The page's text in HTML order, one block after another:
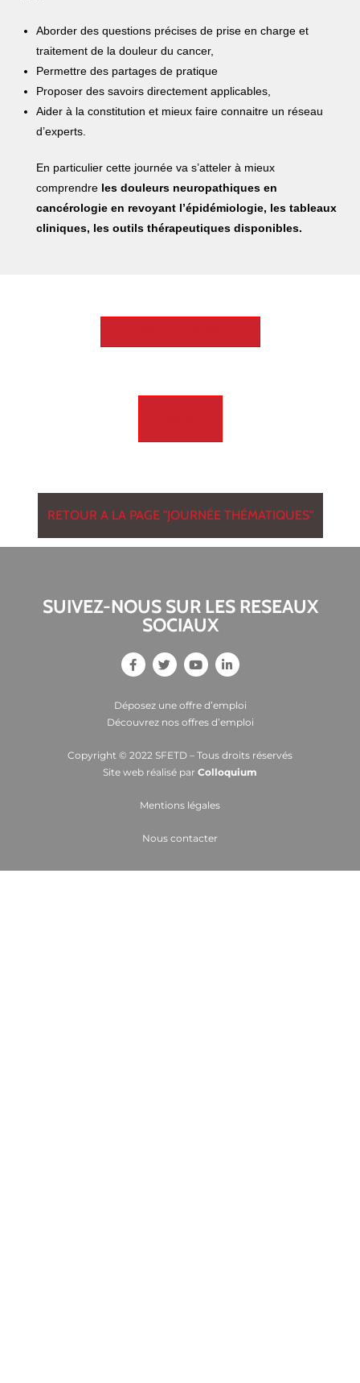
Aborder des questions précises de prise en charge et
traitement de la douleur du cancer,
Permettre des partages de pratique
Proposer des savoirs directement applicables,
Aider à la constitution et mieux faire connaitre un réseau
d’experts.
En particulier cette journée va s’atteler à mieux
comprendre les douleurs neuropathiques en
cancérologie en revoyant l’épidémiologie, les tableaux
cliniques, les outils thérapeutiques disponibles.
RETOUR A LA PAGE "JOURNÉE THÉMATIQUES"
SUIVEZ-NOUS SUR LES RESEAUX
SOCIAUX
Déposez une offre d’emploi
Découvrez nos offres d’emploi
Copyright © 2022 SFETD – Tous droits réservés
Site web réalisé par Colloquium
Mentions légales
Nous contacter